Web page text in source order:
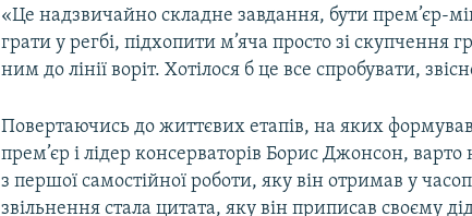
«Це надзвичайно складне завдання, бути прем’єр-
грати у регбі, підхопити м’яча просто зі скупчення
ним до лінії воріт. Хотілося б це все спробувати,
Повертаючись до життєвих етапів, на яких
прем’єр і лідер консерваторів Борис Джонсон,
з першої самостійної роботи, яку він отримав у
звільнення стала цитата, яку він приписав своєму